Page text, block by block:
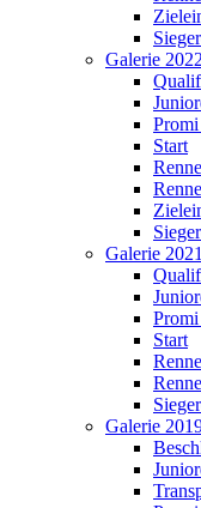
Galerie 2022
Start
Galerie 2021
Start
Galerie